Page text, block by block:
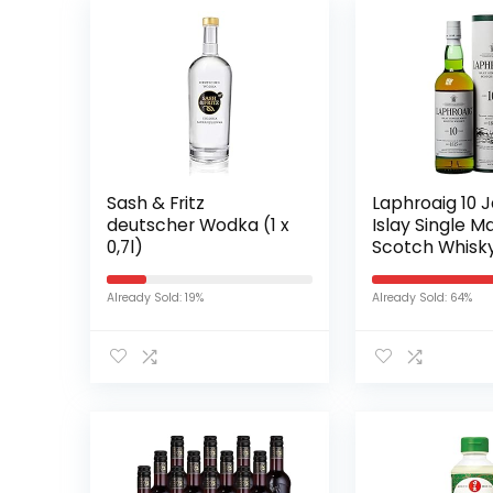
Sash & Fritz
deutscher Wodka (1 x
0,7l)
Already Sold: 19%
Laphroaig 10
Islay Single
Scotch
Already Sold: 64%